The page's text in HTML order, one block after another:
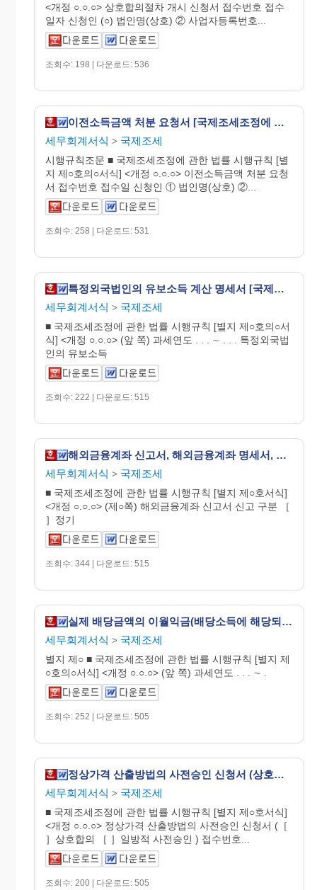
<개정 ○.○.○> 상호합의절차 개시 신청서 접수번호 접수
일자 신청인 (○) 법인명(상호) ② 사업자등록번호...
조회수: 198 | 다운로드: 536
이전소득금액 처분 요청서 [국제조세조정에 관한 법률 시행규칙 서식6의2]
세무회계서식 > 국제조세
시행규칙조문 ■ 국제조세조정에 관한 법률 시행규칙 [별
지 제○호의○서식] <개정 ○.○.○> 이전소득금액 처분 요청
서 접수번호 접수일 신청인 ① 법인명(상호) ②...
조회수: 258 | 다운로드: 531
특정외국법인의 유보소득 계산 명세서 [국제조세조정에 관한 법률 시행규칙 서식10의5]
세무회계서식 > 국제조세
■ 국제조세조정에 관한 법률 시행규칙 [별지 제○호의○서
식] <개정 ○.○.○> (앞 쪽) 과세연도 . . . ∼ . . . 특정외국법
인의 유보소득
조회수: 222 | 다운로드: 515
해외금융계좌 신고서, 해외금융계좌 명세서, 해외금융계좌 관련자 명세서 [국제조세조정에 관한 법률 시행규칙 서식21]
세무회계서식 > 국제조세
■ 국제조세조정에 관한 법률 시행규칙 [별지 제○호서식]
<개정 ○.○.○> (제○쪽) 해외금융계좌 신고서 신고 구분 ［
］정기
조회수: 344 | 다운로드: 515
실제 배당금액의 이월익금(배당소득에 해당되지 않는 금액) 명세서 [국제조세조정에 관한 법률 시행규칙 서식10의8]
세무회계서식 > 국제조세
별지 제○ ■ 국제조세조정에 관한 법률 시행규칙 [별지 제
○호의○서식] <개정 ○.○.○> (앞 쪽) 과세연도 . . . ∼ .
조회수: 252 | 다운로드: 505
정상가격 산출방법의 사전승인 신청서 (상호합의, 일방적 사전승인) [국제조세조정에 관한 법률 시행규칙 서식3]
세무회계서식 > 국제조세
■ 국제조세조정에 관한 법률 시행규칙 [별지 제○호서식]
<개정 ○.○.○> 정상가격 산출방법의 사전승인 신청서 (［
］상호합의 ［ ］일방적 사전승인 ) 접수번호...
조회수: 200 | 다운로드: 505